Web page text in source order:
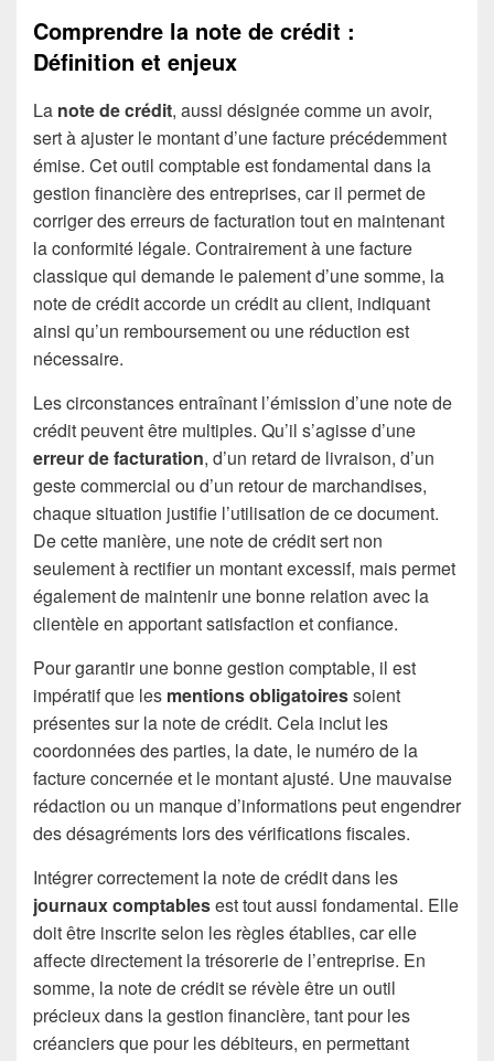
Comprendre la note de crédit :
Définition et enjeux
La note de crédit, aussi désignée comme un avoir,
sert à ajuster le montant d’une facture précédemment
émise. Cet outil comptable est fondamental dans la
gestion financière des entreprises, car il permet de
corriger des erreurs de facturation tout en maintenant
la conformité légale. Contrairement à une facture
classique qui demande le paiement d’une somme, la
note de crédit accorde un crédit au client, indiquant
ainsi qu’un remboursement ou une réduction est
nécessaire.
Les circonstances entraînant l’émission d’une note de
crédit peuvent être multiples. Qu’il s’agisse d’une
erreur de facturation, d’un retard de livraison, d’un
geste commercial ou d’un retour de marchandises,
chaque situation justifie l’utilisation de ce document.
De cette manière, une note de crédit sert non
seulement à rectifier un montant excessif, mais permet
également de maintenir une bonne relation avec la
clientèle en apportant satisfaction et confiance.
Pour garantir une bonne gestion comptable, il est
impératif que les mentions obligatoiressoient
présentes sur la note de crédit. Cela inclut les
coordonnées des parties, la date, le numéro de la
facture concernée et le montant ajusté. Une mauvaise
rédaction ou un manque d’informations peut engendrer
des désagréments lors des vérifications fiscales.
Intégrer correctement la note de crédit dans les
journaux comptablesest tout aussi fondamental. Elle
doit être inscrite selon les règles établies, car elle
affecte directement la trésorerie de l’entreprise. En
somme, la note de crédit se révèle être un outil
précieux dans la gestion financière, tant pour les
créanciers que pour les débiteurs, en permettant